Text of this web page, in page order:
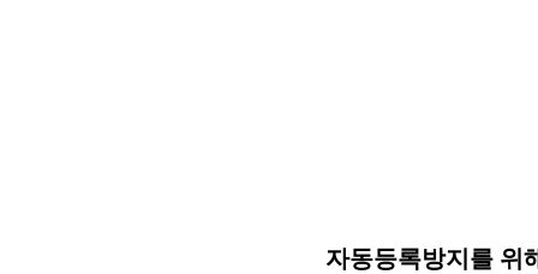
자동등록방지를 위